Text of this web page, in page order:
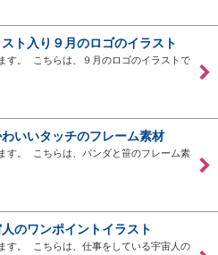
ト入り９月のロゴのイラスト
す。 こちらは、９月のロゴのイラストで
いいタッチのフレーム素材
す。 こちらは、パンダと笹のフレーム素
のワンポイントイラスト
す。 こちらは、仕事をしている宇宙人の